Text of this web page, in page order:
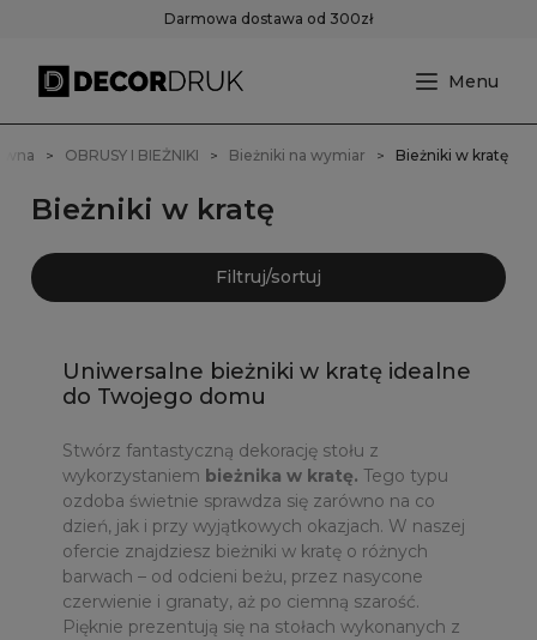
Darmowa dostawa od 300zł
OBRUSY I BIEŻNIKI Bieżniki na wymiar Bieżniki w kratę
Bieżniki w kratę
Filtruj/sortuj
Uniwersalne bieżniki w kratę idealne
do Twojego domu
Stwórz fantastyczną dekorację stołu z
wykorzystaniem bieżnika w kratę. Tego typu
ozdoba świetnie sprawdza się zarówno na co
dzień, jak i przy wyjątkowych okazjach. W naszej
ofercie znajdziesz bieżniki w kratę o różnych
barwach – od odcieni beżu, przez nasycone
czerwienie i granaty, aż po ciemną szarość.
Pięknie prezentują się na stołach wykonanych z